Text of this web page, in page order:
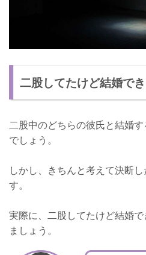
二股してたけど結婚で
二股中のどちらの彼氏と結婚
でしょう。
しかし、きちんと考えて決断
す。
実際に、二股してたけど結婚
ましょう。